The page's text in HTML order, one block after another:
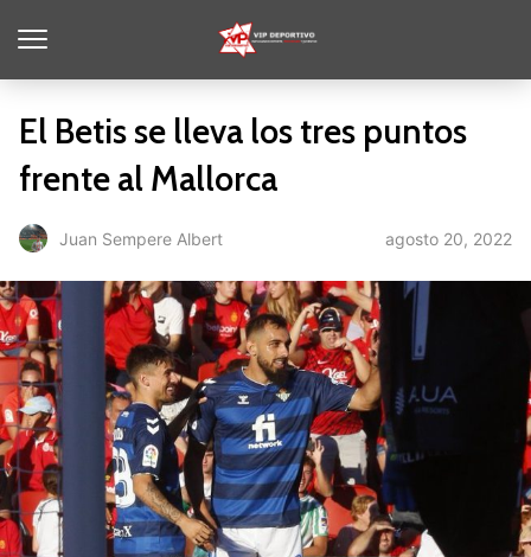
El Betis se lleva los tres puntos
frente al Mallorca
Juan Sempere Albert agosto 20, 2022